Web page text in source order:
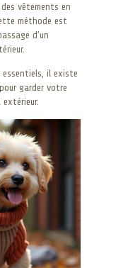
vêtements en
méthode est
d’un
il existe
garder votre